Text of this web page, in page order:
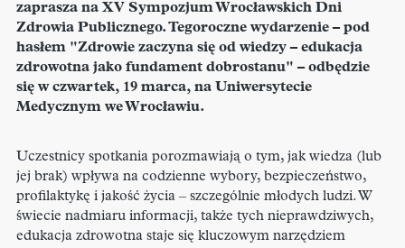
zaprasza na XV Sympozjum Wrocławskich Dni
Zdrowia Publicznego. Tegoroczne wydarzenie – pod
hasłem "Zdrowie zaczyna się od wiedzy – edukacja
zdrowotna jako fundament dobrostanu" – odbędzie
się w czwartek, 19 marca, na Uniwersytecie
Medycznym we Wrocławiu.
Uczestnicy spotkania porozmawiają o tym, jak wiedza (lub
jej brak) wpływa na codzienne wybory, bezpieczeństwo,
profilaktykę i jakość życia – szczególnie młodych ludzi. W
świecie nadmiaru informacji, także tych nieprawdziwych,
edukacja zdrowotna staje się kluczowym narzędziem